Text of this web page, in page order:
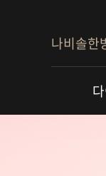
나비솔한